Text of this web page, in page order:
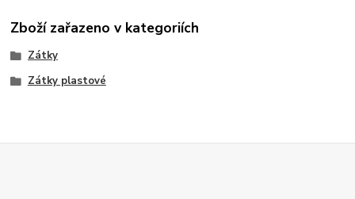
Zboží zařazeno v kategoriích
Zátky
Zátky plastové